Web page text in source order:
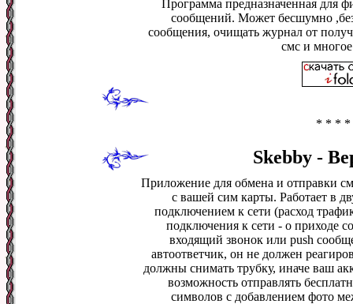
Программа предназначенная для
сообщений. Может бесшумно
сообщения, очищать журнал от
смс и
* * * *
Skebby -
Приложение для обмена и отправки
с вашей сим карты. Работает в
подключением к сети (расход
подключения к сети - о приходе
входящий звонок или push
автоответчик, он не должен
должны снимать трубку, иначе ваш
возможность отправлять
символов с добавлением фото